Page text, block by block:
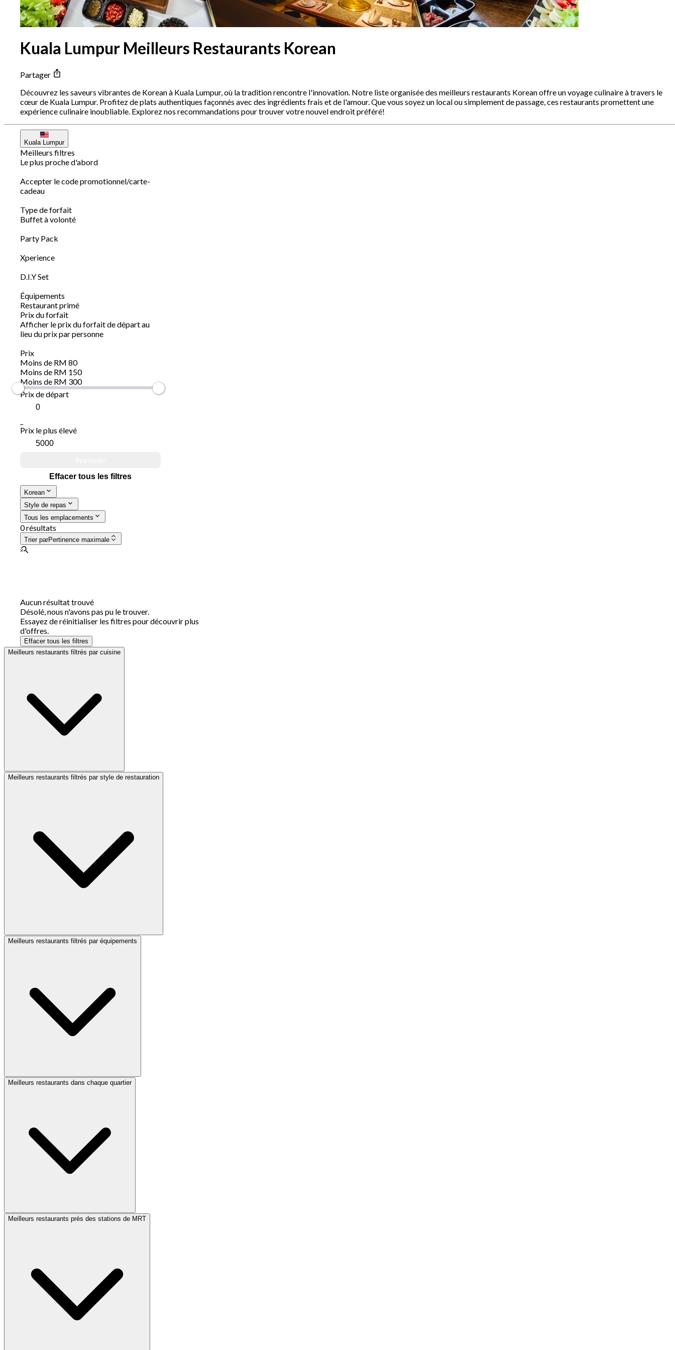
Kuala Lumpur Meilleurs Restaurants Korean
Partager
Découvrez les saveurs vibrantes de Korean à Kuala Lumpur, où la tradition rencontre l'innovation. Notre liste organisée des meilleurs restaurants Korean offre un voyage culinaire à travers le
cœur de Kuala Lumpur. Profitez de plats authentiques façonnés avec des ingrédients frais et de l'amour. Que vous soyez un local ou simplement de passage, ces restaurants promettent une
expérience culinaire inoubliable. Explorez nos recommandations pour trouver votre nouvel endroit préféré!
Kuala Lumpur
Meilleurs filtres
Le plus proche d'abord
Accepter le code promotionnel/carte-
cadeau
Type de forfait
Buffet à volonté
Party Pack
Xperience
D.I.Y Set
Équipements
Restaurant primé
Prix du forfait
Afficher le prix du forfait de départ au
lieu du prix par personne
Prix
Moins de RM 80
Moins de RM 150
Moins de RM 300
Prix de départ
Prix le plus élevé
Effacer tous les filtres
Korean
Style de repas
Tous les emplacements
0 résultats
Trier parPertinence maximale
Aucun résultat trouvé
Désolé, nous n'avons pas pu le trouver.
Essayez de réinitialiser les filtres pour découvrir plus
d'offres.
Effacer tous les filtres
Meilleurs restaurants filtrés par cuisine
Meilleurs restaurants filtrés par style de restauration
Meilleurs restaurants filtrés par équipements
Meilleurs restaurants dans chaque quartier
Meilleurs restaurants près des stations de MRT